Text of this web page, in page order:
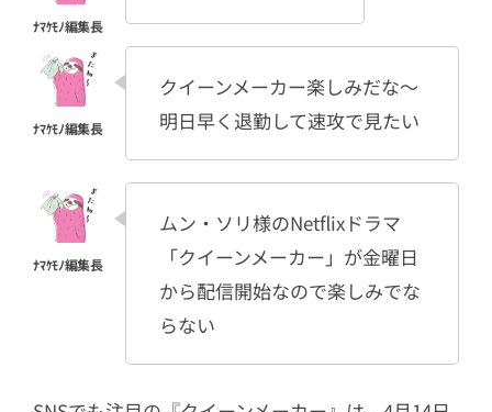
クイーンメーカー楽しみだな〜
明日早く退勤して速攻で見たい
ムン・ソリ様のNetflixドラマ
「クイーンメーカー」が金曜日
から配信開始なので楽しみでな
らない